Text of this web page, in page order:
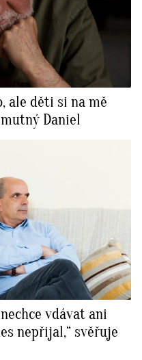
ale děti si na mě
Daniel
vdávat ani
nepřijal,“ svěřuje